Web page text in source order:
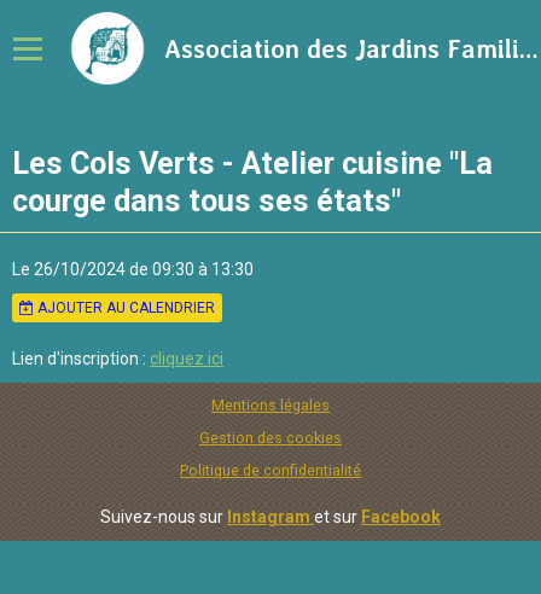
Association des Jardins Familiaux de la Ville de Rennes
Calendrier
Ressources sur le jardinage
Blog
Les Cols Verts - Atelier cuisine "La
courge dans tous ses états"
Le 26/10/2024de 09:30 à 13:30
AJOUTER AU CALENDRIER
Lien d'inscription : cliquez ici
Mentions légales
Gestion des cookies
Politique de confidentialité
Suivez-nous sur Instagram et sur Facebook